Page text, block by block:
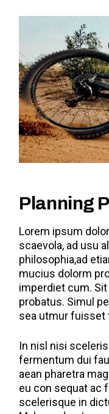
Planning
Lorem ipsum
scaevola, ad usu
philosophia,ad
mucius dolorm
imperdiet cum.
probatus. Simul
sea utmur fuisset
In nisl nisi
fermentum dui
aean pharetra
eu con sequat ac
scelerisque in